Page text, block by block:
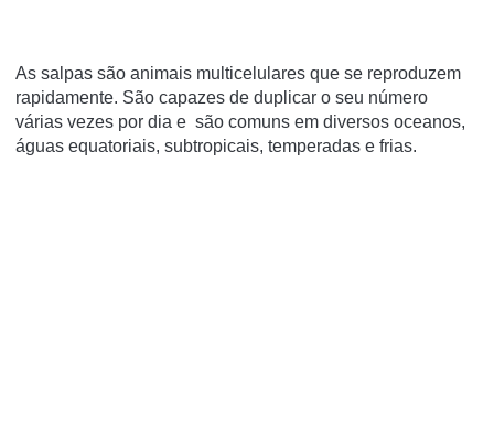
As salpas são animais multicelulares que se reproduzem
rapidamente. São capazes de duplicar o seu número
várias vezes por dia e são comuns em diversos oceanos,
águas equatoriais, subtropicais, temperadas e frias.